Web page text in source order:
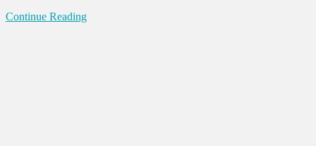
Continue Reading